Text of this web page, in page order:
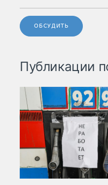
ОБСУДИТЬ
Публикации